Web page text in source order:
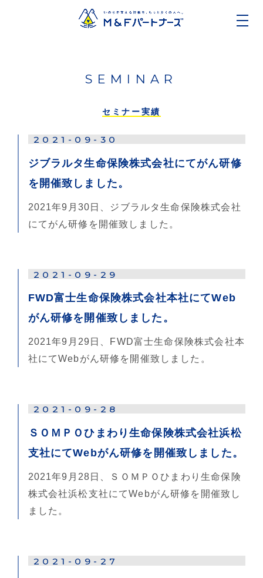
SEMINAR
セミナー実績
2021-09-30
ジブラルタ生命保険株式会社にてがん研修
を開催致しました。
2021年9月30日、ジブラルタ生命保険株式会社
にてがん研修を開催致しました。
2021-09-29
FWD富士生命保険株式会社本社にてWeb
がん研修を開催致しました。
2021年9月29日、FWD富士生命保険株式会社本
社にてWebがん研修を開催致しました。
2021-09-28
ＳＯＭＰＯひまわり生命保険株式会社浜松
支社にてWebがん研修を開催致しました。
2021年9月28日、ＳＯＭＰＯひまわり生命保険
株式会社浜松支社にてWebがん研修を開催致し
ました。
2021-09-27